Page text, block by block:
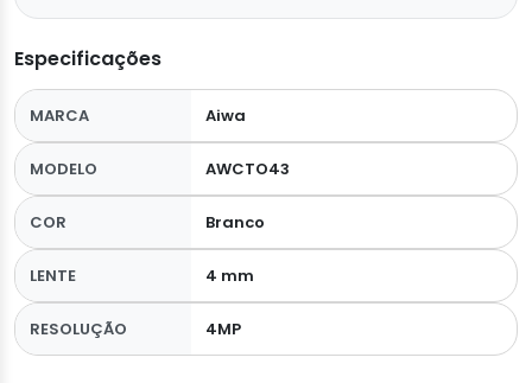
Especificações
MARCA Aiwa
MODELO AWCTO43
COR Branco
LENTE 4 mm
RESOLUÇÃO 4MP